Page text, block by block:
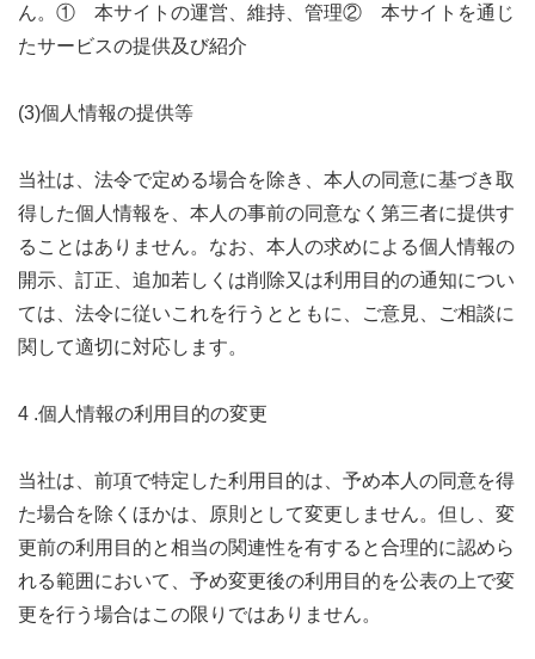
ん。① 本サイトの運営、維持、管理② 本サイトを通じ
たサービスの提供及び紹介
(3)個人情報の提供等
当社は、法令で定める場合を除き、本人の同意に基づき取
得した個人情報を、本人の事前の同意なく第三者に提供す
ることはありません。なお、本人の求めによる個人情報の
開示、訂正、追加若しくは削除又は利用目的の通知につい
ては、法令に従いこれを行うとともに、ご意見、ご相談に
関して適切に対応します。
4 .個人情報の利用目的の変更
当社は、前項で特定した利用目的は、予め本人の同意を得
た場合を除くほかは、原則として変更しません。但し、変
更前の利用目的と相当の関連性を有すると合理的に認めら
れる範囲において、予め変更後の利用目的を公表の上で変
更を行う場合はこの限りではありません。